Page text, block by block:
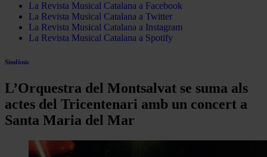
La Revista Musical Catalana a Facebook
La Revista Musical Catalana a Twitter
La Revista Musical Catalana a Instagram
La Revista Musical Catalana a Spotify
Simfònic
L’Orquestra del Montsalvat se suma als
actes del Tricentenari amb un concert a
Santa Maria del Mar